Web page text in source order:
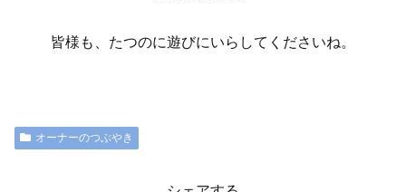
皆様も、たつのに遊びにいらしてくださいね。
オーナーのつぶやき